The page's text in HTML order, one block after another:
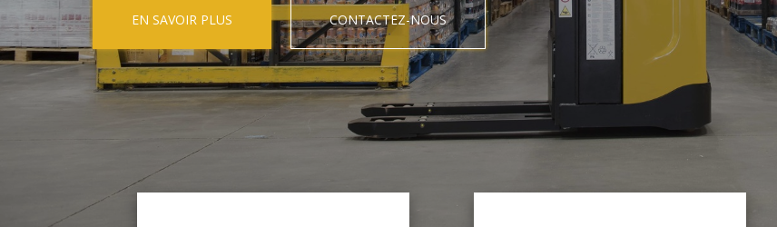
EN SAVOIR PLUS CONTACTEZ-NOUS